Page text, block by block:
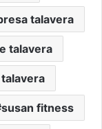
talavera
talavera
susan fitness